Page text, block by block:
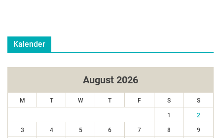
Kalender
August 2026
M T W T F S S
1 2
3 4 5 6 7 8 9